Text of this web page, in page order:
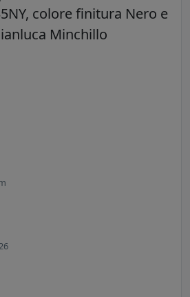
colore finitura Nero e
Minchillo